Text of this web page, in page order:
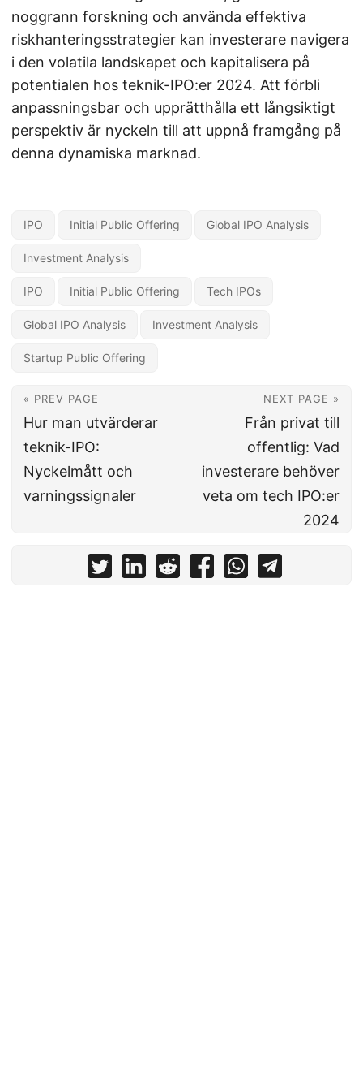
noggrann forskning och använda effektiva
riskhanteringsstrategier kan investerare navigera
i den volatila landskapet och kapitalisera på
potentialen hos teknik-IPO:er 2024. Att förbli
anpassningsbar och upprätthålla ett långsiktigt
perspektiv är nyckeln till att uppnå framgång på
denna dynamiska marknad.
IPO Initial Public Offering Global IPO Analysis
Investment Analysis
IPO Initial Public Offering Tech IPOs
Global IPO Analysis Investment Analysis
Startup Public Offering
« PREV PAGE
Hur man utvärderar
teknik-IPO:
Nyckelmått och
varningssignaler
NEXT PAGE »
Från privat till
offentlig: Vad
investerare behöver
veta om tech IPO:er
2024